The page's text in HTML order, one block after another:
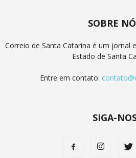
SOBRE
Correio de Santa Catarina é um jornal
Estado de Santa
Entre em contato:
SIGA-